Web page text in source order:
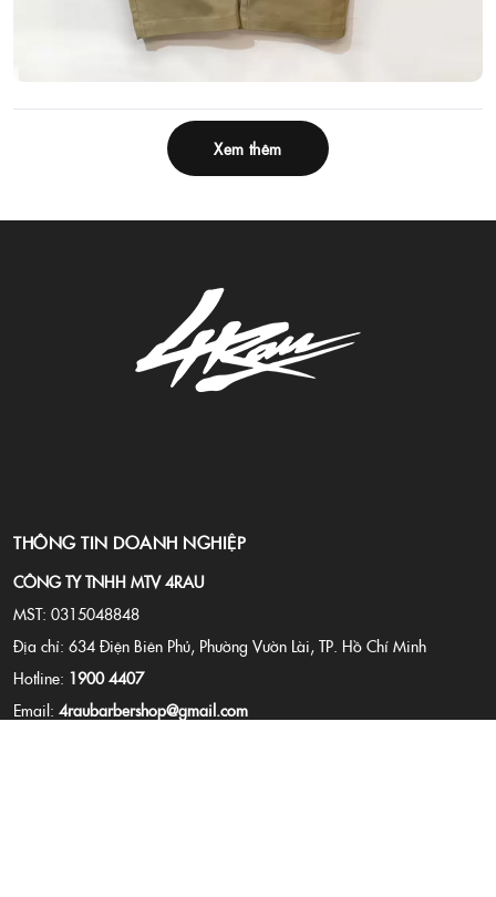
Xem thêm
THÔNG TIN DOANH NGHIỆP
CÔNG TY TNHH MTV 4RAU
MST: 0315048848
Địa chỉ: 634 Điện Biên Phủ, Phường Vườn Lài, TP. Hồ Chí Minh
Hotline: 1900 4407
Email: 4raubarbershop@gmail.com